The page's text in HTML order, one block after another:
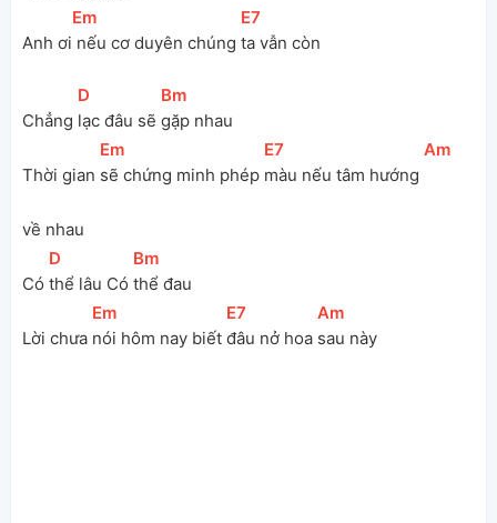
Anh ơi
[Em
nếu cơ duyên chúng
[E7
ta vẫn còn
Chẳng
[D
lạc đâu sẽ
[Bm
gặp nhau
Thời gian
[Em
sẽ chứng minh phép
[E7
màu nếu tâm hướng
[
Am
về nhau
Có
[D
thể lâu Có
[Bm
thể đau
Lời chưa
[Em
nói hôm nay biết
[E7
đâu nở hoa
[
Am
sau này